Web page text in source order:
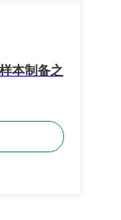
本制备之